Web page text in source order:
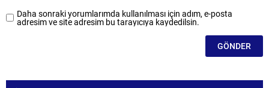
Daha sonraki yorumlarımda kullanılması için adım, e-posta
adresim ve site adresim bu tarayıcıya kaydedilsin.